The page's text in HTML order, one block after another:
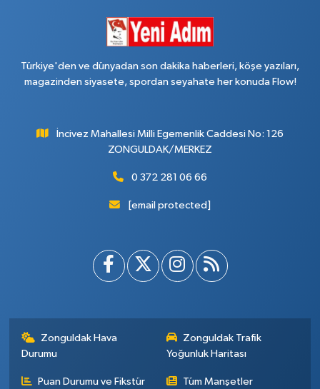
Türkiye'den ve dünyadan son dakika haberleri, köşe yazıları,
magazinden siyasete, spordan seyahate her konuda Flow!
İncivez Mahallesi Milli Egemenlik Caddesi No: 126
ZONGULDAK/MERKEZ
0 372 281 06 66
[email protected]
Zonguldak Hava
Durumu
Zonguldak Trafik
Yoğunluk Haritası
Puan Durumu ve Fikstür Tüm Manşetler